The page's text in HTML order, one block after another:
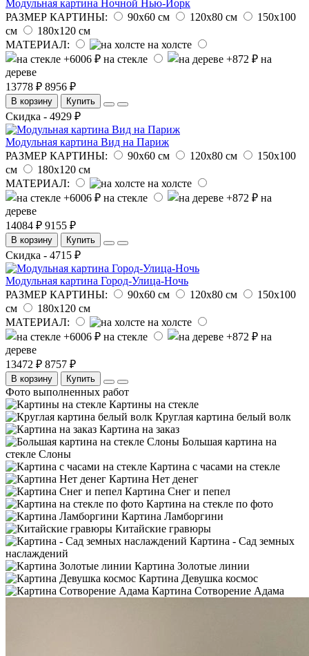
Модульная картина Ночной Нью-Йорк
РАЗМЕР КАРТИНЫ:
90х60 см 120х80 см
150х100
см
180х120 см
МАТЕРИАЛ:
на холсте
на стекле
на
дереве
13778 ₽ 8956 ₽
В корзину Купить
Скидка - 4929 ₽
Модульная картина Вид на Париж
РАЗМЕР КАРТИНЫ:
90х60 см 120х80 см
150х100
см
180х120 см
МАТЕРИАЛ:
на холсте
на стекле
на
дереве
14084 ₽ 9155 ₽
В корзину Купить
Скидка - 4715 ₽
Модульная картина Город-Улица-Ночь
РАЗМЕР КАРТИНЫ:
90х60 см 120х80 см
150х100
см
180х120 см
МАТЕРИАЛ:
на холсте
на стекле
на
дереве
13472 ₽ 8757 ₽
В корзину Купить
Фото выполненных работ
Картины на стекле
Круглая картина белый волк
Картина на заказ
Большая картина на
стекле Слоны
Картина с часами на стекле
Картина Нет денег
Картина Снег и пепел
Картина на стекле по фото
Картина Ламборгини
Китайские гравюры
Картина - Сад земных
наслаждений
Картина Золотые линии
Картина Девушка космос
Картина Сотворение Адама